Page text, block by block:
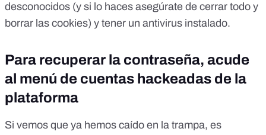
desconocidos (y si lo haces asegúrate de cerrar todo y
borrar las cookies) y tener un antivirus instalado.
Para recuperar la contraseña, acude
al menú de cuentas hackeadas de la
plataforma
Si vemos que ya hemos caído en la trampa, es